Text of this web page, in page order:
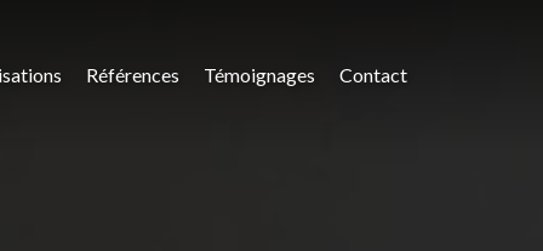
Références Témoignages Contact